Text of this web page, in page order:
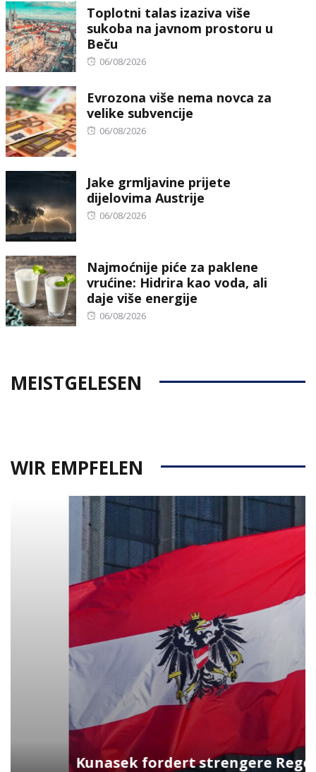
Toplotni talas izaziva više
sukoba na javnom prostoru u
Beču
Posted
06/08/2026
Evrozona više nema novca za
velike subvencije
Posted
06/08/2026
Jake grmljavine prijete
dijelovima Austrije
Posted
06/08/2026
Najmoćnije piće za paklene
vrućine: Hidrira kao voda, ali
daje više energije
Posted
06/08/2026
MEISTGELESEN
WIR EMPFELEN
Kunasek fordert strengere Regeln